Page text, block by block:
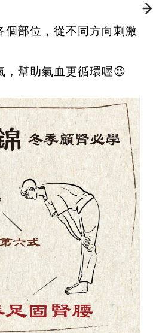
個部位，從不同方向刺激
，幫助氣血更循環喔😉